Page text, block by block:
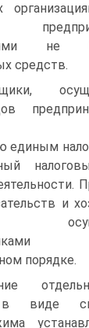
средств.
единым
и
порядке.
в виде